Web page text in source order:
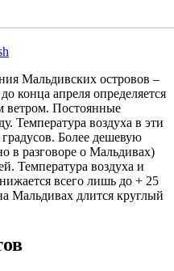
Мальдивских островов –
конца апреля определяется
ветром. Постоянные
Температура воздуха в эти
Более дешевую
в разговоре о Мальдивах)
Температура воздуха и
всего лишь до + 25
Мальдивах длится круглый